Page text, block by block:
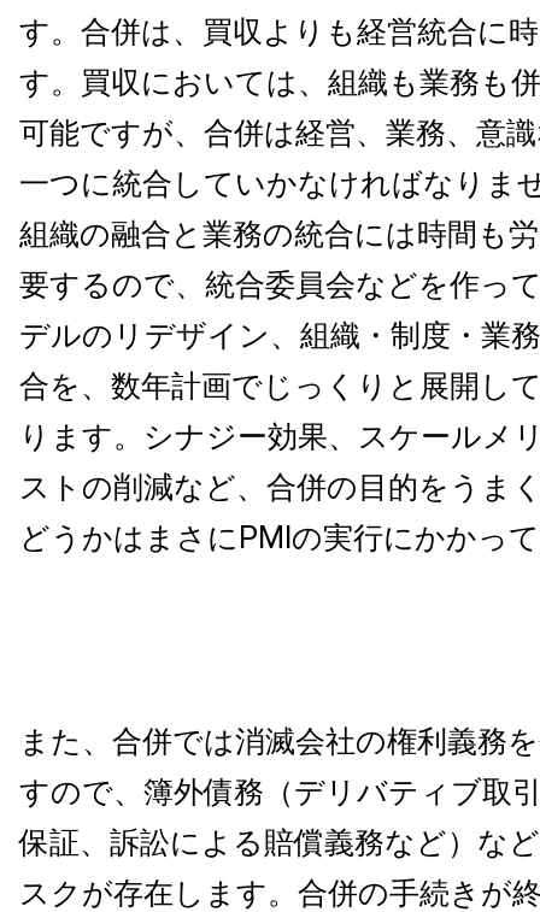
す。合併は、買収よりも経営統合に
す。買収においては、組織も業務も
可能ですが、合併は経営、業務、意
一つに統合していかなければなりま
組織の融合と業務の統合には時間も
要するので、統合委員会などを作っ
デルのリデザイン、組織・制度・業
合を、数年計画でじっくりと展開し
ります。シナジー効果、スケールメ
ストの削減など、合併の目的をうま
どうかはまさにPMIの実行にかかっ
また、合併では消滅会社の権利義務
すので、簿外債務（デリバティブ取
保証、訴訟による賠償義務など）な
スクが存在します。合併の手続きが